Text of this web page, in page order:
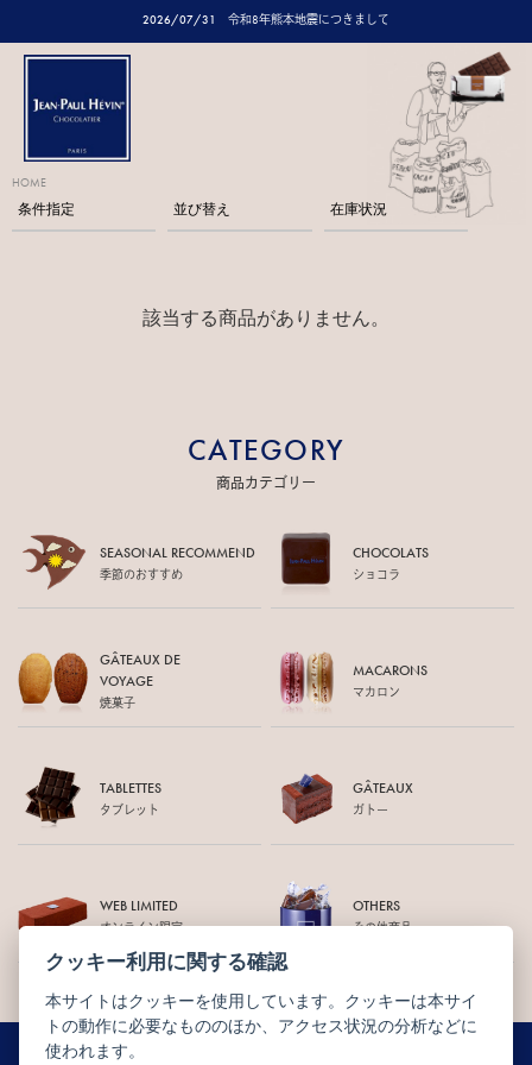
2026/07/31 令和8年熊本地震につきまして
HOME
条件指定 並び替え 在庫状況
該当する商品がありません。
CATEGORY
商品カテゴリー
SEASONAL RECOMMEND
季節のおすすめ
CHOCOLATS
ショコラ
GÂTEAUX DE
VOYAGE
焼菓子
MACARONS
マカロン
TABLETTES
タブレット
GÂTEAUX
ガトー
WEB LIMITED
オンライン限定
OTHERS
その他商品
クッキー利用に関する確認
本サイトはクッキーを使用しています。クッキーは本サイ
トの動作に必要なもののほか、アクセス状況の分析などに
使われます。